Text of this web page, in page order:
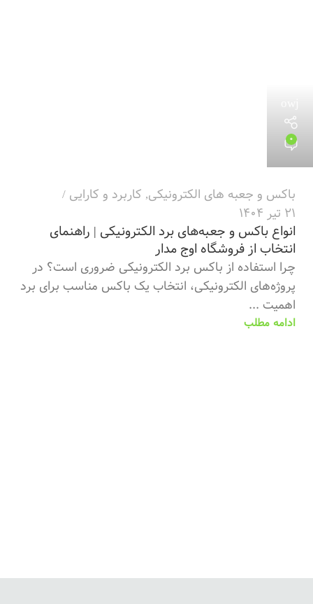
0
باکس و جعبه های الکترونیکی, کاربرد و کارایی
21 تیر 1404
انواع باکس و جعبه‌های برد الکترونیکی | راهنمای
انتخاب از فروشگاه اوج مدار
چرا استفاده از باکس برد الکترونیکی ضروری است؟ در
پروژه‌های الکترونیکی، انتخاب یک باکس مناسب برای برد
اهمیت ...
ادامه مطلب